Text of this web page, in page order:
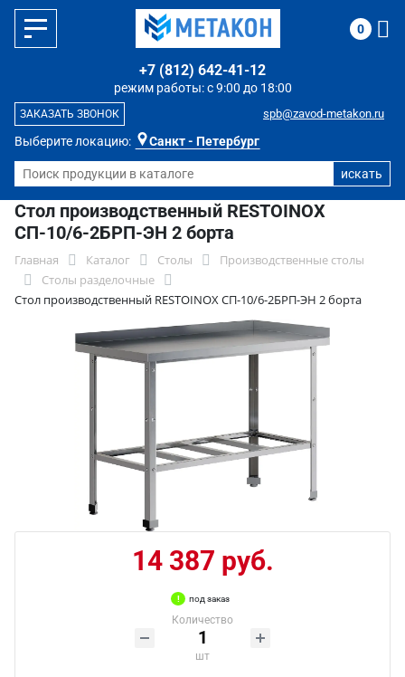
Выберите локацию: Санкт - Петербург
режим работы: с 9:00 до 18:00
+7 (812) 642-41-12
spb@zavod-metakon.ru
ЗАКАЗАТЬ ЗВОНОК
0
Стол производственный RESTOINOX
СП-10/6-2БРП-ЭН 2 борта
Главная Каталог Столы
Производственные столы
Столы разделочные
Стол производственный RESTOINOX СП-10/6-2БРП-ЭН 2 борта
14 387 руб.
под заказ
Количество
шт